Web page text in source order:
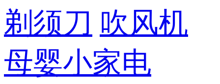
剃须刀 吹风机
母婴小家电